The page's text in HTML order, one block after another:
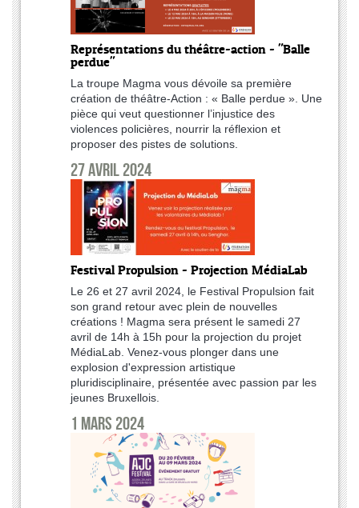
Représentations du théâtre-action - "Balle
perdue"
La troupe Magma vous dévoile sa première
création de théâtre-Action : « Balle perdue ». Une
pièce qui veut questionner l’injustice des
violences policières, nourrir la réflexion et
proposer des pistes de solutions.
27 avril 2024
Festival Propulsion - Projection MédiaLab
Le 26 et 27 avril 2024, le Festival Propulsion fait
son grand retour avec plein de nouvelles
créations ! Magma sera présent le samedi 27
avril de 14h à 15h pour la projection du projet
MédiaLab. Venez-vous plonger dans une
explosion d'expression artistique
pluridisciplinaire, présentée avec passion par les
jeunes Bruxellois.
1 mars 2024